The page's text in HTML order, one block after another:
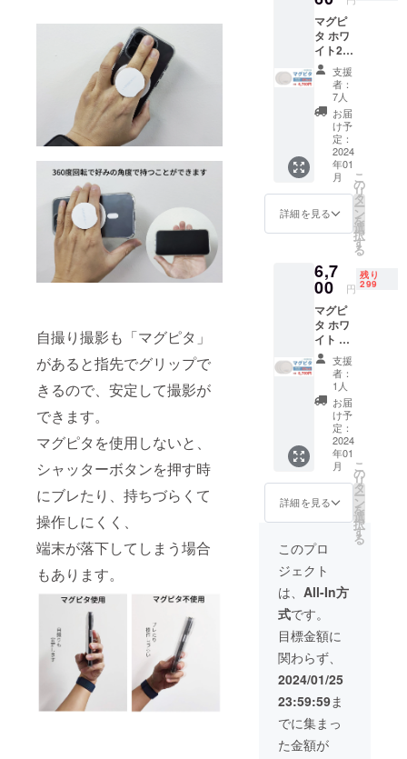
自撮り撮影も「マグピタ」
があると指先でグリップで
きるので、安定して撮影が
できます。
マグピタを使用しないと、
シャッターボタンを押す時
にブレたり、持ちづらくて
操作しにくく、
端末が落下してしまう場合
もあります。
■営業時間■
土日/祝日を
除く平日
10:00-16:00
ご質問等ご
ざいました
ら各プロ
ジェクトの
「実行者へ
問合せ」か
らお願い致
業時間に順
次回答させ
ていただき
ます。週末
や連休明け
は回答に時
間がかかる
場合がござ
いますので
予めご了承
ください。
電話での対
応はしてお
る場合
がござ
いま
す。
マグピ
タ ホワ
イト2個
通常販
売価
格：
5,960円
20％OF
F 消費
税・送
料込み
商品及
びパッ
ケージ
のデザ
色が変
更にな
る場合
がござ
いま
す。
支援
者：
7人
お届
け予
定：
2024
年01
月
詳細を見る
こ
の
リ
タ
ー
ン
を
選
択
す
る
6,7
00 円
残り
299
マグピ
タ ホワ
イト 3
個 通常
販売価
格：
8,940円
25％OF
F 消費
税・送
料込み
商品及
びパッ
ケージ
のデザ
インや
色が変
更にな
る場合
がござ
いま
す。
支援
者：
1人
お届
け予
定：
2024
年01
月
詳細を見る
こ
の
リ
タ
ー
ン
を
選
択
す
る
このプロ
ジェクト
は、 All-In方
式です。
目標金額に
関わらず、
2024/01/25
23:59:59ま
でに集まっ
た金額が